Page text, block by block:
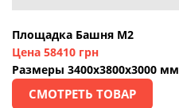
Площадка Башня М2
Цена 58410 грн
Размеры 3400х3800х3000 мм
СМОТРЕТЬ ТОВАР